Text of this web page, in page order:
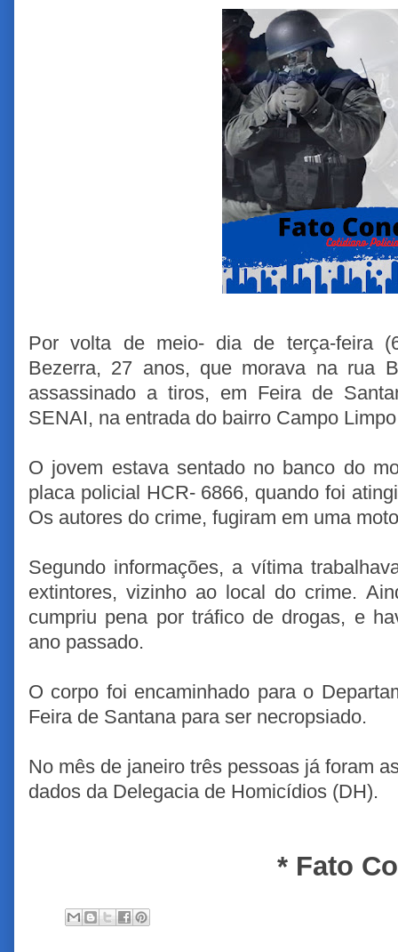
Por volta de meio- dia de terça-feira
Bezerra, 27 anos, que morava na rua
assassinado a tiros, em Feira de
SENAI, na entrada do bairro Campo
O jovem estava sentado no banco do
placa policial HCR- 6866, quando foi
Os autores do crime, fugiram em uma
Segundo informações, a vítima
extintores, vizinho ao local do crime.
cumpriu pena por tráfico de drogas, e
ano passado.
O corpo foi encaminhado para o
Feira de Santana para ser necropsiado.
No mês de janeiro três pessoas já foram
dados da Delegacia de Homicídios (DH).
* Fato